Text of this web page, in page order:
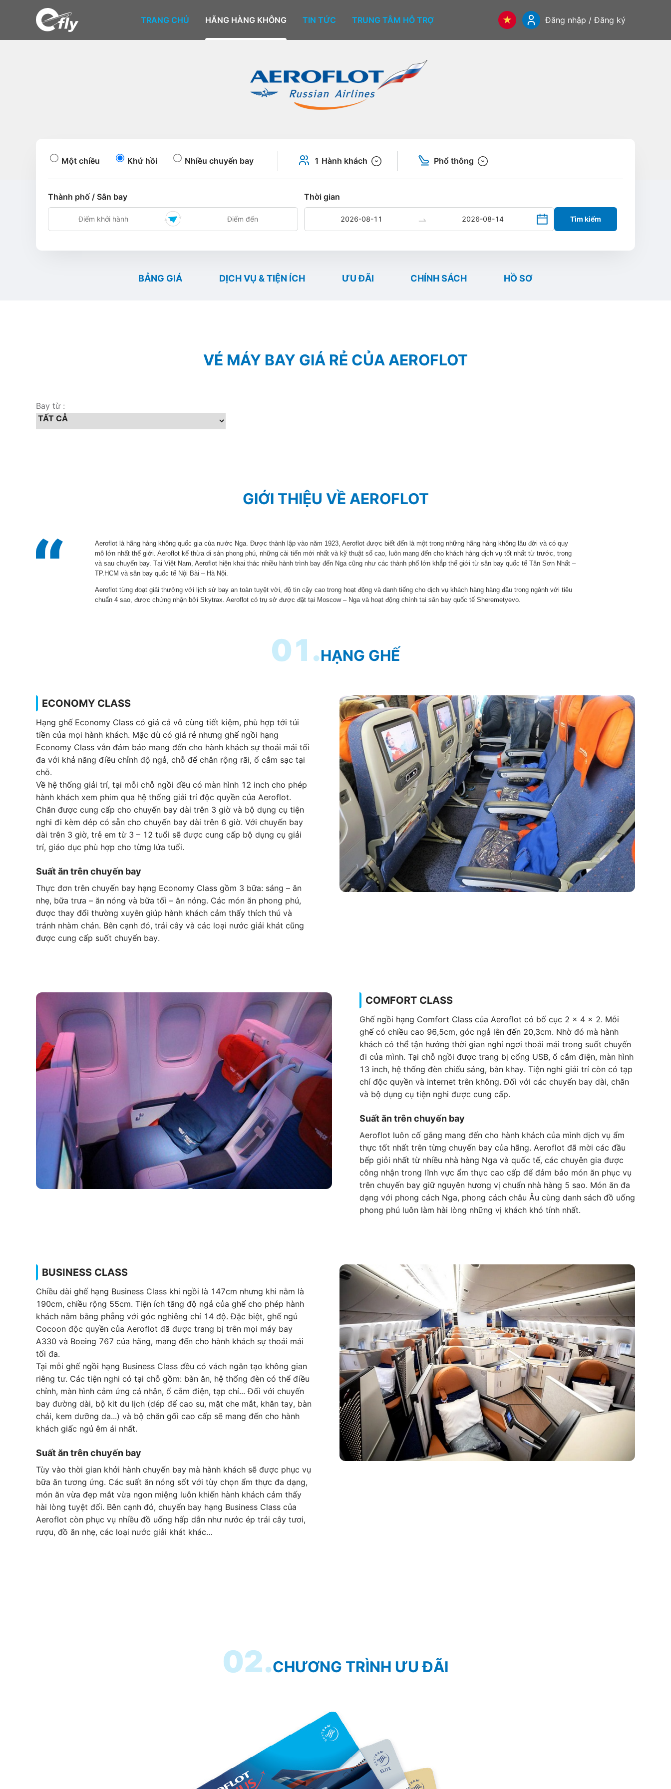
TRANG CHỦ HÃNG HÀNG KHÔNG TIN TỨC TRUNG TÂM HỖ TRỢ Đăng nhập / Đăng ký
Một chiều Khứ hồi Nhiều chuyến bay 1 Hành khách Phổ thông
Thành phố / Sân bay Thời gian
Tìm kiếm
BẢNG GIÁ DỊCH VỤ & TIỆN ÍCH ƯU ĐÃI CHÍNH SÁCH HỒ SƠ
VÉ MÁY BAY GIÁ RẺ CỦA AEROFLOT
Bay từ :
GIỚI THIỆU VỀ AEROFLOT
Aeroflot là hãng hàng không quốc gia của nước Nga. Được thành lập vào năm 1923, Aeroflot được biết đến là một trong những hãng hàng không lâu đời và có quy
mô lớn nhất thế giới. Aeroflot kế thừa di sản phong phú, những cải tiến mới nhất và kỹ thuật số cao, luôn mang đến cho khách hàng dịch vụ tốt nhất từ trước, trong
và sau chuyến bay. Tại Việt Nam, Aeroflot hiện khai thác nhiều hành trình bay đến Nga cũng như các thành phố lớn khắp thế giới từ sân bay quốc tế Tân Sơn Nhất –
TP.HCM và sân bay quốc tế Nội Bài – Hà Nội.
Aeroflot từng đoạt giải thưởng với lịch sử bay an toàn tuyệt vời, độ tin cậy cao trong hoạt động và danh tiếng cho dịch vụ khách hàng hàng đầu trong ngành với tiêu
chuẩn 4 sao, được chứng nhận bởi Skytrax. Aeroflot có trụ sở được đặt tại Moscow – Nga và hoạt động chính tại sân bay quốc tế Sheremetyevo.
01.HẠNG GHẾ
ECONOMY CLASS
Hạng ghế Economy Class có giá cả vô cùng tiết kiệm, phù hợp tới túi
tiền của mọi hành khách. Mặc dù có giá rẻ nhưng ghế ngồi hạng
Economy Class vẫn đảm bảo mang đến cho hành khách sự thoải mái tối
đa với khả năng điều chỉnh độ ngả, chỗ để chân rộng rãi, ổ cắm sạc tại
chỗ.
Về hệ thống giải trí, tại mỗi chỗ ngồi đều có màn hình 12 inch cho phép
hành khách xem phim qua hệ thống giải trí độc quyền của Aeroflot.
Chăn được cung cấp cho chuyến bay dài trên 3 giờ và bộ dụng cụ tiện
nghi đi kèm dép có sẵn cho chuyến bay dài trên 6 giờ. Với chuyến bay
dài trên 3 giờ, trẻ em từ 3 – 12 tuổi sẽ được cung cấp bộ dụng cụ giải
trí, giáo dục phù hợp cho từng lứa tuổi.
Suất ăn trên chuyến bay
Thực đơn trên chuyến bay hạng Economy Class gồm 3 bữa: sáng – ăn
nhẹ, bữa trưa – ăn nóng và bữa tối – ăn nóng. Các món ăn phong phú,
được thay đổi thường xuyên giúp hành khách cảm thấy thích thú và
tránh nhàm chán. Bên cạnh đó, trái cây và các loại nước giải khát cũng
được cung cấp suốt chuyến bay.
COMFORT CLASS
Ghế ngồi hạng Comfort Class của Aeroflot có bố cục 2 x 4 x 2. Mỗi
ghế có chiều cao 96,5cm, góc ngả lên đến 20,3cm. Nhờ đó mà hành
khách có thể tận hưởng thời gian nghỉ ngơi thoải mái trong suốt chuyến
đi của mình. Tại chỗ ngồi được trang bị cổng USB, ổ cắm điện, màn hình
13 inch, hệ thống đèn chiếu sáng, bàn khay. Tiện nghi giải trí còn có tạp
chí độc quyền và internet trên không. Đối với các chuyến bay dài, chăn
và bộ dụng cụ tiện nghi được cung cấp.
Suất ăn trên chuyến bay
Aeroflot luôn cố gắng mang đến cho hành khách của mình dịch vụ ẩm
thực tốt nhất trên từng chuyến bay của hãng. Aeroflot đã mời các đầu
bếp giỏi nhất từ nhiều nhà hàng Nga và quốc tế, các chuyên gia được
công nhận trong lĩnh vực ẩm thực cao cấp để đảm bảo món ăn phục vụ
trên chuyến bay giữ nguyên hương vị chuẩn nhà hàng 5 sao. Món ăn đa
dạng với phong cách Nga, phong cách châu Âu cùng danh sách đồ uống
phong phú luôn làm hài lòng những vị khách khó tính nhất.
BUSINESS CLASS
Chiều dài ghế hạng Business Class khi ngồi là 147cm nhưng khi nằm là
190cm, chiều rộng 55cm. Tiện ích tăng độ ngả của ghế cho phép hành
khách nằm bằng phẳng với góc nghiêng chỉ 14 độ. Đặc biệt, ghế ngủ
Cocoon độc quyền của Aeroflot đã được trang bị trên mọi máy bay
A330 và Boeing 767 của hãng, mang đến cho hành khách sự thoải mái
tối đa.
Tại mỗi ghế ngồi hạng Business Class đều có vách ngăn tạo không gian
riêng tư. Các tiện nghi có tại chỗ gồm: bàn ăn, hệ thống đèn có thể điều
chỉnh, màn hình cảm ứng cá nhân, ổ cắm điện, tạp chí... Đối với chuyến
bay đường dài, bộ kit du lịch (dép đế cao su, mặt che mắt, khăn tay, bàn
chải, kem dưỡng da...) và bộ chăn gối cao cấp sẽ mang đến cho hành
khách giấc ngủ êm ái nhất.
Suất ăn trên chuyến bay
Tùy vào thời gian khởi hành chuyến bay mà hành khách sẽ được phục vụ
bữa ăn tương ứng. Các suất ăn nóng sốt với tùy chọn ẩm thực đa dạng,
món ăn vừa đẹp mắt vừa ngon miệng luôn khiến hành khách cảm thấy
hài lòng tuyệt đối. Bên cạnh đó, chuyến bay hạng Business Class của
Aeroflot còn phục vụ nhiều đồ uống hấp dẫn như nước ép trái cây tươi,
rượu, đồ ăn nhẹ, các loại nước giải khát khác…
02.CHƯƠNG TRÌNH ƯU ĐÃI